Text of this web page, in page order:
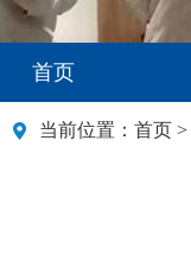
首页
当前位置： 首页 >